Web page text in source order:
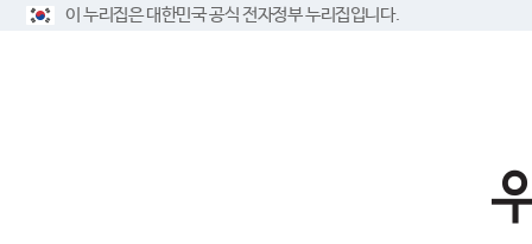
이 누리집은 대한민국 공식 전자정부 누리집입니다.